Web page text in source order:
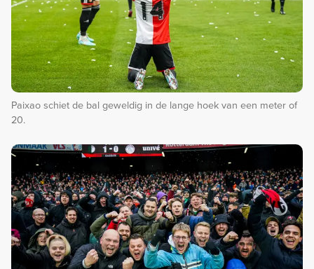
Paixao schiet de bal geweldig in de lange hoek van een meter of
20.